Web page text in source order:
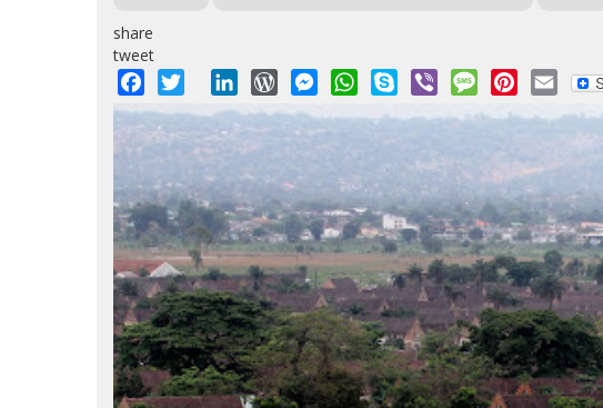
share
tweet
Facebook
Twitter LinkedInWordPressMessengerWhatsApp
Skype Viber MessagePinterest
Email